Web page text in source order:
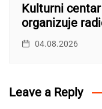
Kulturni
organizuje
04.08.2026
Leave a Reply